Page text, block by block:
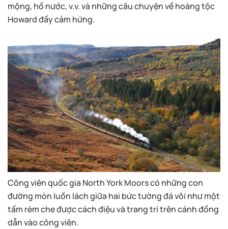
mộng, hồ nước, v.v. và những câu chuyện về hoàng tộc
Howard đầy cảm hứng.
Công viên quốc gia North York Moors có những con
đường mòn luồn lách giữa hai bức tường đá vôi như một
tấm rèm che được cách điệu và trang trí trên cánh đồng
dẫn vào công viên.